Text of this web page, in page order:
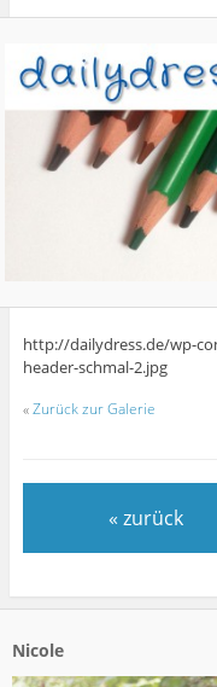
http://dailydress.de/wp-
header-schmal-2.jpg
«Zurück zur Galerie
« zurück
Nicole